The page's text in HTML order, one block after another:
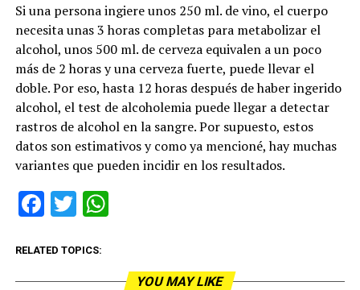
Si una persona ingiere unos 250 ml. de vino, el cuerpo
necesita unas 3 horas completas para metabolizar el
alcohol, unos 500 ml. de cerveza equivalen a un poco
más de 2 horas y una cerveza fuerte, puede llevar el
doble. Por eso, hasta 12 horas después de haber ingerido
alcohol, el test de alcoholemia puede llegar a detectar
rastros de alcohol en la sangre. Por supuesto, estos
datos son estimativos y como ya mencioné, hay muchas
variantes que pueden incidir en los resultados.
Facebook
TwitterWhatsApp
RELATED TOPICS:
YOU MAY LIKE